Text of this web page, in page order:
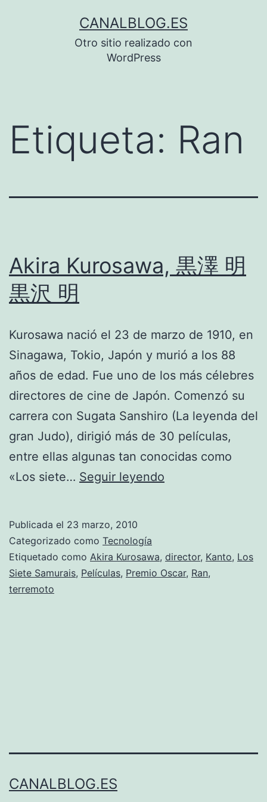
CANALBLOG.ES
Otro sitio realizado con
WordPress
Etiqueta: Ran
Akira Kurosawa, 黒澤 明
黒沢 明
Kurosawa nació el 23 de marzo de 1910, en
Sinagawa, Tokio, Japón y murió a los 88
años de edad. Fue uno de los más célebres
directores de cine de Japón. Comenzó su
carrera con Sugata Sanshiro (La leyenda del
gran Judo), dirigió más de 30 películas,
entre ellas algunas tan conocidas como
«Los siete… Seguir leyendo
明
黒
Publicada el 23 marzo, 2010
Categorizado como Tecnología
Etiquetado como Akira Kurosawa, director, Kanto, Los
Siete Samurais, Películas, Premio Oscar, Ran,
terremoto
CANALBLOG.ES